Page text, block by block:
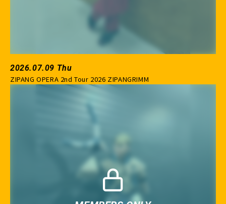
2026.07.09 Thu
ZIPANG OPERA 2nd Tour 2026 ZIPANGRIMM